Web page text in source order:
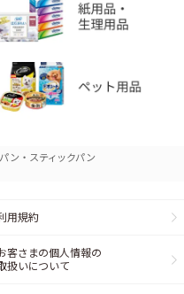
ン・スティックパン
用規約
客さまの個人情報の
扱いについて